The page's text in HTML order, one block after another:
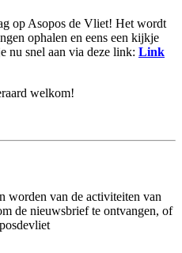
op Asopos de Vliet! Het wordt
ophalen en eens een kijkje
nu snel aan via deze link: Link
welkom!
worden van de activiteiten van
de nieuwsbrief te ontvangen, of